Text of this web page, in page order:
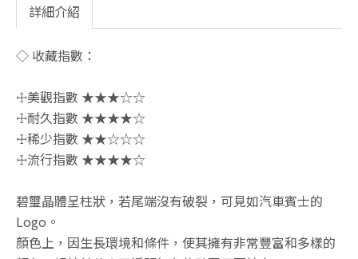
詳細介紹
◇ 收藏指數：
☩美觀指數 ★★★☆☆
☩耐久指數 ★★★★☆
☩稀少指數 ★★☆☆☆
☩流行指數 ★★★★☆
碧璽晶體呈柱狀，若尾端沒有破裂，可見如汽車賓士的
Logo。
顏色上，因生長環境和條件，使其擁有非常豐富和多樣的